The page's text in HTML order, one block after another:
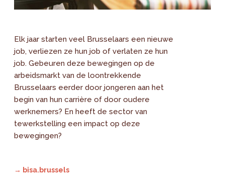
Elk jaar starten veel Brusselaars een nieuwe
job, verliezen ze hun job of verlaten ze hun
job. Gebeuren deze bewegingen op de
arbeidsmarkt van de loontrekkende
Brusselaars eerder door jongeren aan het
begin van hun carrière of door oudere
werknemers? En heeft de sector van
tewerkstelling een impact op deze
bewegingen?
→ bisa.brussels